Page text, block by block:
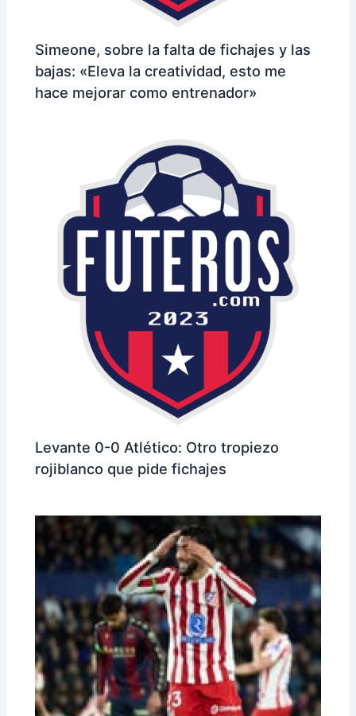
Simeone, sobre la falta de fichajes y las
bajas: «Eleva la creatividad, esto me
hace mejorar como entrenador»
Levante 0-0 Atlético: Otro tropiezo
rojiblanco que pide fichajes